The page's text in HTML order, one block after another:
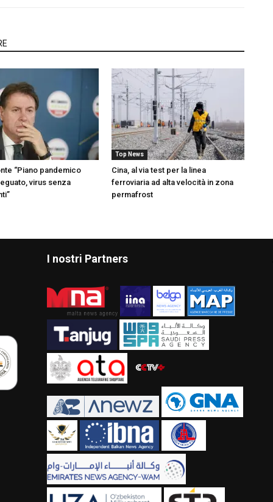
“Piano pandemico
virus senza
Top News
Cina, al via test per la linea
ferroviaria ad alta velocità in zona
permafrost
I nostri Partners